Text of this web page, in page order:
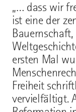
„… dass wir
ist eine der
ersten Mal
Freiheit
vervielfältigt.